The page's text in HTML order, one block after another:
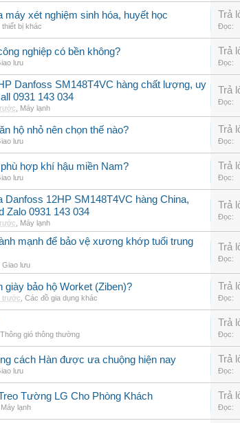
xét nghiệm sinh hóa, huyết học
thiết bị khác
Trả
Đọc:
nghiệp có bền không?
lưu
Trả
Đọc:
Danfoss SM148T4VC hàng chất lượng, uy
0931 143 034
Máy lạnh
Trả
Đọc:
hộ nhỏ nên chọn thế nào?
lưu
Trả
Đọc:
hợp khí hậu miền Nam?
lưu
Trả
Đọc:
Danfoss 12HP SM148T4VC hàng China,
Zalo 0931 143 034
Máy lạnh
Trả
Đọc:
mạnh để bảo vệ xương khớp tuổi trung
Giao lưu
Trả
Đọc:
giày bảo hộ Worket (Ziben)?
trước Các đồ gia dụng khác
Trả
Đọc:
Thông gió thông thường
Trả
Đọc:
cách Hàn được ưa chuộng hiện nay
lưu
Trả
Đọc:
Tường LG Cho Phòng Khách
Máy lạnh
Trả
Đọc: